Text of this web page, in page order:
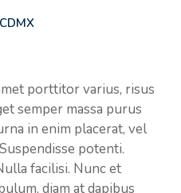
porttitor varius, risus
semper massa purus
in enim placerat, vel
potenti.
facilisi. Nunc et
diam at dapibus